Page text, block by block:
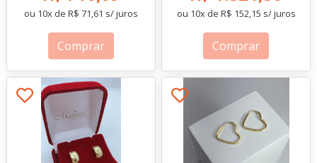
ou 10x de R$ 71,61 s/ juros
Comprar
ou 10x de R$ 152,15 s/ juros
Comprar